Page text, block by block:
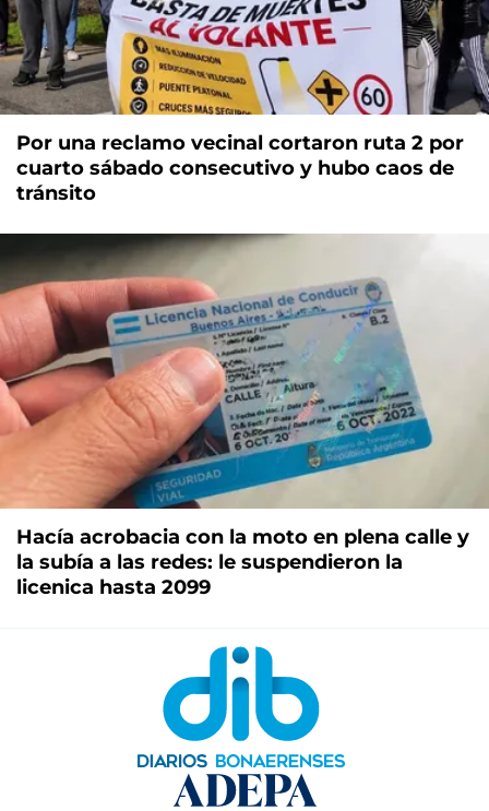
Por una reclamo vecinal cortaron ruta 2 por
cuarto sábado consecutivo y hubo caos de
tránsito
Hacía acrobacia con la moto en plena calle y
la subía a las redes: le suspendieron la
licenica hasta 2099